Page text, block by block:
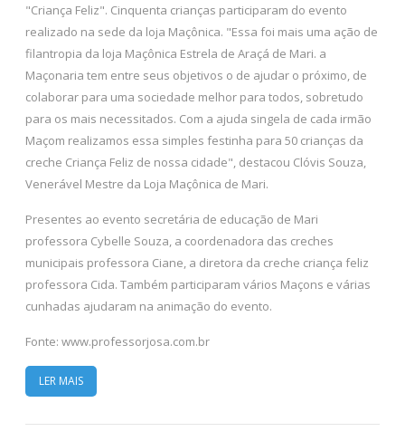
"Criança Feliz". Cinquenta crianças participaram do evento
realizado na sede da loja Maçônica. "Essa foi mais uma ação de
filantropia da loja Maçônica Estrela de Araçá de Mari. a
Maçonaria tem entre seus objetivos o de ajudar o próximo, de
colaborar para uma sociedade melhor para todos, sobretudo
para os mais necessitados. Com a ajuda singela de cada irmão
Maçom realizamos essa simples festinha para 50 crianças da
creche Criança Feliz de nossa cidade", destacou Clóvis Souza,
Venerável Mestre da Loja Maçônica de Mari.
Presentes ao evento secretária de educação de Mari
professora Cybelle Souza, a coordenadora das creches
municipais professora Ciane, a diretora da creche criança feliz
professora Cida. Também participaram vários Maçons e várias
cunhadas ajudaram na animação do evento.
Fonte: www.professorjosa.com.br
LER MAIS